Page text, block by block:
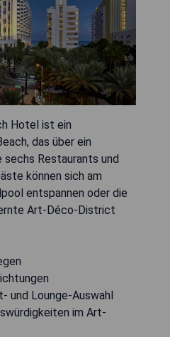
Hotel ist ein
das über ein
Restaurants und
können sich am
entspannen oder die
Art-Déco-District
und Lounge-Auswahl
im Art-